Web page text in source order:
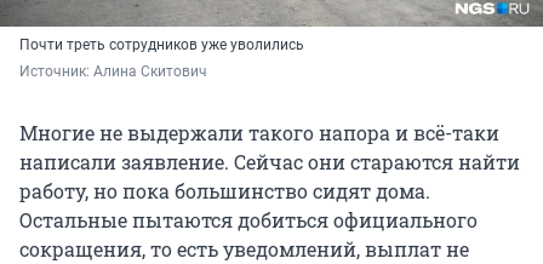
Почти треть сотрудников уже уволились
Источник: Алина Скитович
Многие не выдержали такого напора и всё-таки
написали заявление. Сейчас они стараются найти
работу, но пока большинство сидят дома.
Остальные пытаются добиться официального
сокращения, то есть уведомлений, выплат не